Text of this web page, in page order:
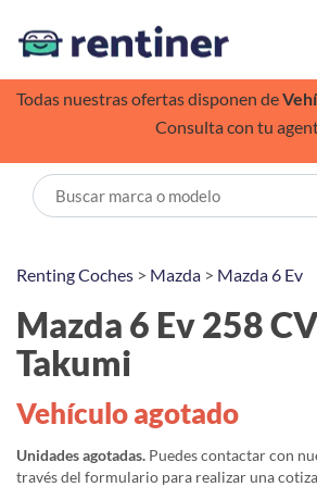
Todas nuestras ofertas disponen de
Consulta con tu
Renting Coches > Mazda > Mazda 6 Ev
Mazda 6 Ev 258
Takumi
Vehículo agotado
Unidades agotadas. Puedes contactar con
través del formulario para realizar una